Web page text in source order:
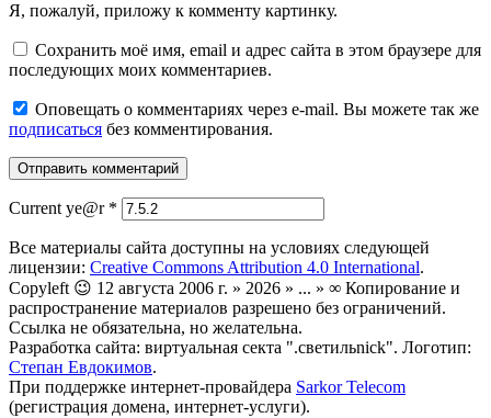
Я, пожалуй, приложу к комменту картинку.
Сохранить моё имя, email и адрес сайта в этом браузере для
последующих моих комментариев.
Оповещать о комментариях через e-mail. Вы можете так же
подписаться без комментирования.
Current ye@r *
Все материалы сайта доступны на условиях следующей
лицензии: Creative Commons Attribution 4.0 International.
Copyleft 😉 12 августа 2006 г. » 2026 » ... » ∞ Копирование и
распространение материалов разрешено без ограничений.
Ссылка не обязательна, но желательна.
Разработка сайта: виртуальная секта ".светильnick". Логотип:
Степан Евдокимов.
При поддержке интернет-провайдера Sarkor Telecom
(регистрация домена, интернет-услуги).